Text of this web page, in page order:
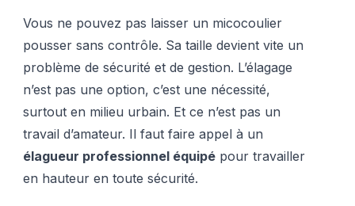
Vous ne pouvez pas laisser un micocoulier
pousser sans contrôle. Sa taille devient vite un
problème de sécurité et de gestion. L’élagage
n’est pas une option, c’est une nécessité,
surtout en milieu urbain. Et ce n’est pas un
travail d’amateur. Il faut faire appel à un
élagueur professionnel équipé pour travailler
en hauteur en toute sécurité.